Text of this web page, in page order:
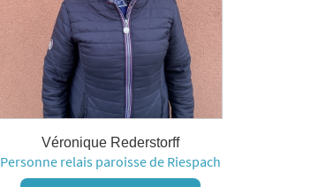
Véronique Rederstorff
Personne relais paroisse de Riespach